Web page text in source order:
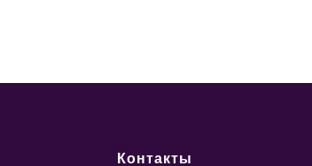
Контакты